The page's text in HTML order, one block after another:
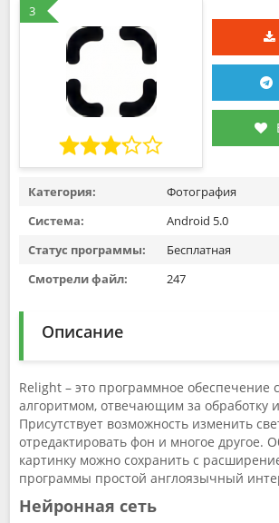
3
Категория:
Фотография
Система:
Android 5.0
Статус программы:
Бесплатная
Смотрели файл:
247
Описание
Relight – это программное обеспечение
алгоритмом, отвечающим за обработку
Присутствует возможность изменить
отредактировать фон и многое другое.
картинку можно сохранить с
программы простой англоязычный
Нейронная сеть